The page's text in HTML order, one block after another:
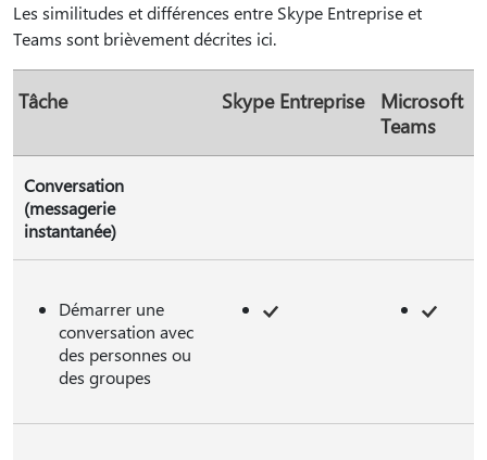
Les similitudes et différences entre Skype Entreprise et
Teams sont brièvement décrites ici.
Tâche Skype Entreprise
Microsoft
Teams
Conversation
(messagerie
instantanée)
Démarrer une
conversation avec
des personnes ou
des groupes